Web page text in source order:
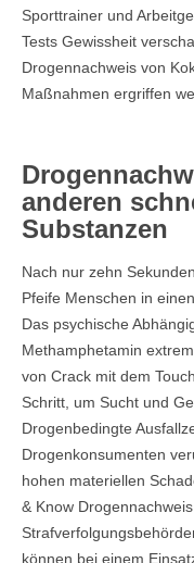
Sporttrainer und
Tests Gewissheit
Drogennachweis von
Maßnahmen ergriffen
anderen
Substanzen
Nach nur zehn
Pfeife Menschen in
Das psychische
Methamphetamin
von Crack mit dem
Schritt, um Sucht und
Drogenbedingte
Drogenkonsumenten
hohen materiellen
& Know
können bei einem